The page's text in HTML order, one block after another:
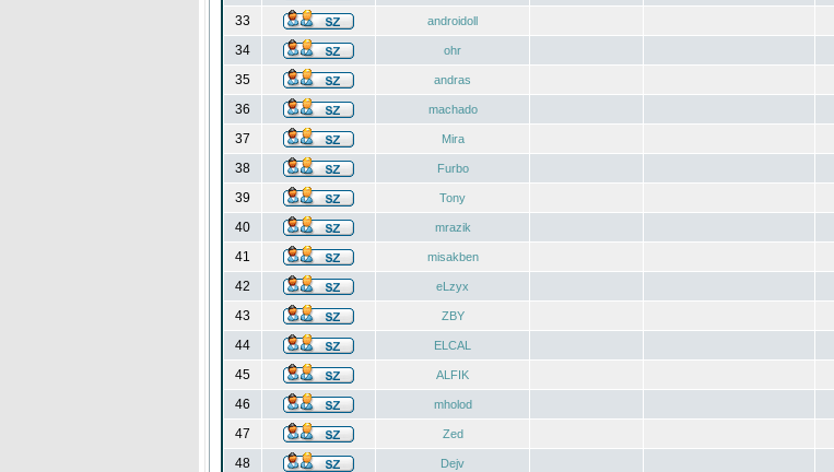
33
androidoll
34
ohr
35
andras
36
machado
37
Mira
38
Furbo
39
Tony
40
mrazik
41
misakben
42
eLzyx
43
ZBY
44
ELCAL
45
ALFIK
46
mholod
47
Zed
48
Dejv